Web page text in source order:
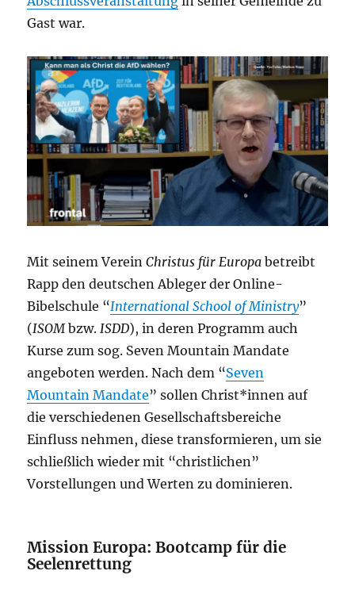
Gast war.
Mit seinem VereinChristus für Europa betreibt
Rapp den deutschen Ableger der Online-
Bibelschule “International School of Ministry”
(ISOM bzw. ISDD), in deren Programm auch
Kurse zum sog. Seven Mountain Mandate
angeboten werden. Nach dem “Seven
Mountain Mandate” sollen Christ*innen auf
die verschiedenen Gesellschaftsbereiche
Einfluss nehmen, diese transformieren, um sie
schließlich wieder mit “christlichen”
Vorstellungen und Werten zu dominieren.
Mission Europa: Bootcamp für die
Seelenrettung